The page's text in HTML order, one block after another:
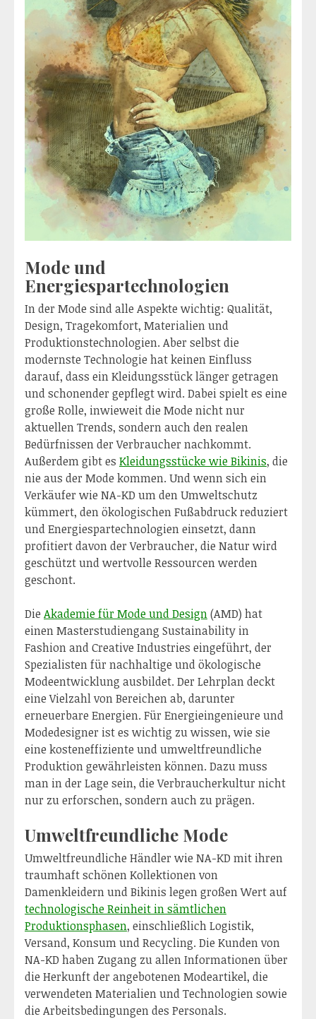
Mode und
Energiespartechnologien
In der Mode sind alle Aspekte wichtig: Qualität,
Design, Tragekomfort, Materialien und
Produktionstechnologien. Aber selbst die
modernste Technologie hat keinen Einfluss
darauf, dass ein Kleidungsstück länger getragen
und schonender gepflegt wird. Dabei spielt es eine
große Rolle, inwieweit die Mode nicht nur
aktuellen Trends, sondern auch den realen
Bedürfnissen der Verbraucher nachkommt.
Außerdem gibt es Kleidungsstücke wie Bikinis, die
nie aus der Mode kommen. Und wenn sich ein
Verkäufer wie NA-KD um den Umweltschutz
kümmert, den ökologischen Fußabdruck reduziert
und Energiespartechnologien einsetzt, dann
profitiert davon der Verbraucher, die Natur wird
geschützt und wertvolle Ressourcen werden
geschont.
Die Akademie für Mode und Design(AMD) hat
einen Masterstudiengang Sustainability in
Fashion and Creative Industries eingeführt, der
Spezialisten für nachhaltige und ökologische
Modeentwicklung ausbildet. Der Lehrplan deckt
eine Vielzahl von Bereichen ab, darunter
erneuerbare Energien. Für Energieingenieure und
Modedesigner ist es wichtig zu wissen, wie sie
eine kosteneffiziente und umweltfreundliche
Produktion gewährleisten können. Dazu muss
man in der Lage sein, die Verbraucherkultur nicht
nur zu erforschen, sondern auch zu prägen.
Umweltfreundliche Mode
Umweltfreundliche Händler wie NA-KD mit ihren
traumhaft schönen Kollektionen von
Damenkleidern und Bikinis legen großen Wert auf
technologische Reinheit in sämtlichen
Produktionsphasen, einschließlich Logistik,
Versand, Konsum und Recycling. Die Kunden von
NA-KD haben Zugang zu allen Informationen über
die Herkunft der angebotenen Modeartikel, die
verwendeten Materialien und Technologien sowie
die Arbeitsbedingungen des Personals.